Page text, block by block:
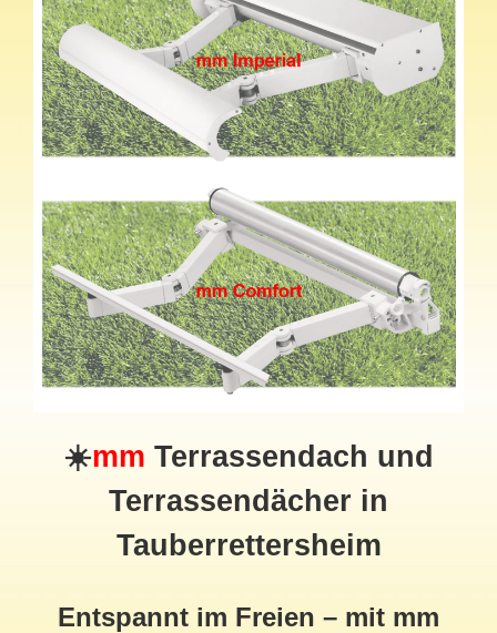
☀️mm Terrassendach und
Terrassendächer in
Tauberrettersheim
Entspannt im Freien – mit mm